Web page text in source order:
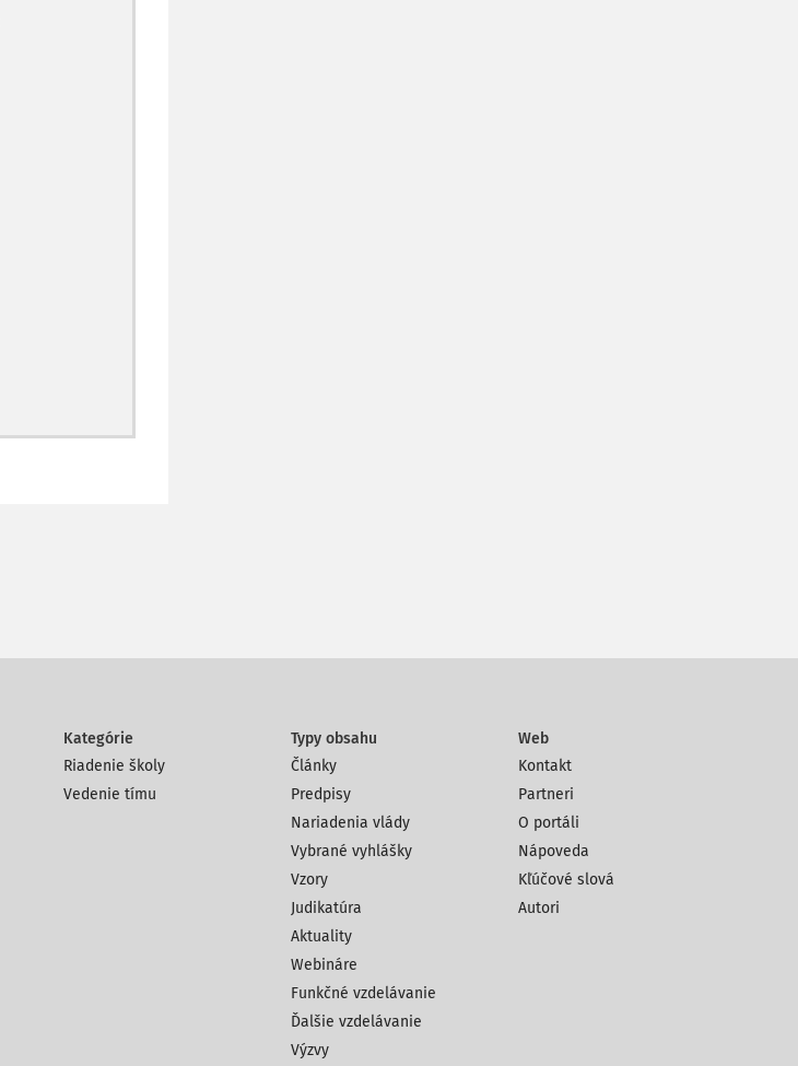
Kategórie
Riadenie školy
Vedenie tímu
Typy obsahu
Články
Predpisy
Nariadenia vlády
Vybrané vyhlášky
Vzory
Judikatúra
Aktuality
Webináre
Funkčné vzdelávanie
Ďalšie vzdelávanie
Výzvy
Web
Kontakt
Partneri
O portáli
Nápoveda
Kľúčové slová
Autori